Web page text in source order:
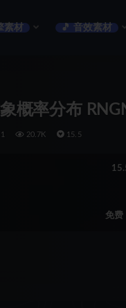
素材 🎵 音效素材
概率分布
20.7K 15.5
免费